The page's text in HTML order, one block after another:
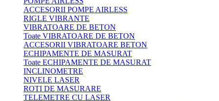
ACCESORII POMPE AIRLESS
RIGLE VIBRANTE
VIBRATOARE DE BETON
Toate VIBRATOARE DE BETON
ACCESORII VIBRATOARE BETON
ECHIPAMENTE DE MASURAT
Toate ECHIPAMENTE DE MASURAT
INCLINOMETRE
NIVELE LASER
ROTI DE MASURARE
TELEMETRE CU LASER